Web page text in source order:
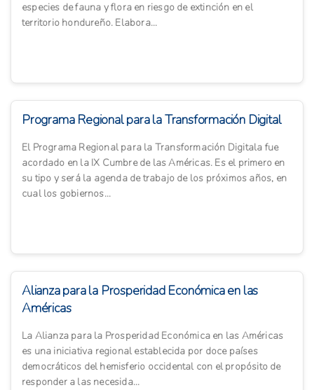
especies de fauna y flora en riesgo de extinción en el
territorio hondureño. Elabora...
Programa Regional para la Transformación Digital
El Programa Regional para la Transformación Digitala fue
acordado en la IX Cumbre de las Américas. Es el primero en
su tipo y será la agenda de trabajo de los próximos años, en
cual los gobiernos...
Alianza para la Prosperidad Económica en las
Américas
La Alianza para la Prosperidad Económica en las Américas
es una iniciativa regional establecida por doce países
democráticos del hemisferio occidental con el propósito de
responder a las necesida...